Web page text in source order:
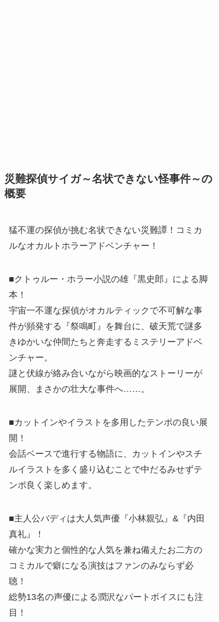
災難探偵サイガ～名状できない怪事件～の
概要
猛不運の探偵が挑む名状できない災難譚！コミカ
ルなオカルトホラーアドベンチャー！
■クトゥルー・ホラー小説の雄『黒史郎』による脚
本！
宇宙一不運な探偵がオカルティックで不可解な事
件が頻発する『祭鳴町』を舞台に、破天荒で謎多
きゆかいな仲間たちと奔走するミステリーアドベ
ンチャー。
謎と伏線が絡み合いながら映画的なストーリーが
展開、まさかの壮大な事件へ……。
■カットインやイラストを多用したテンポの良い展
開！
会話ベースで進行する物語に、カットインやスチ
ルイラストを多く盛り込むことで中だるみせずテ
ンポ良く楽しめます。
■主人公バディは大人気声優『小林親弘』&『内田
真礼』！
確かな実力と個性的な人気を兼ね備えたお二方の
コミカルで癖になる演技はファンのみならず必
聴！
総勢13名の声優による潤沢なパートボイスにも注
目！